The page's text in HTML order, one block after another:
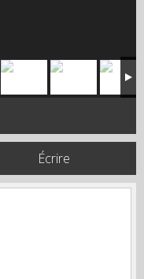
Écrire